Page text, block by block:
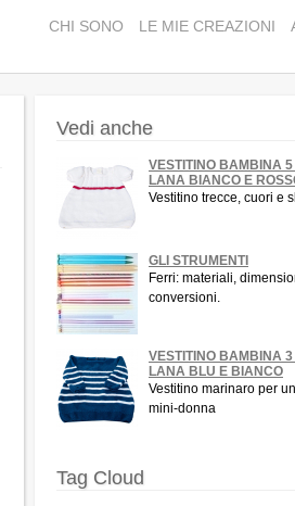
CHI SONO LE MIE CREAZIONI
Vedi anche
VESTITINO BAMBINA 5
LANA BIANCO E
Vestitino trecce, cuori e
GLI STRUMENTI
Ferri: materiali,
conversioni.
VESTITINO BAMBINA 3
LANA BLU E BIANCO
Vestitino marinaro per
mini-donna
Tag Cloud